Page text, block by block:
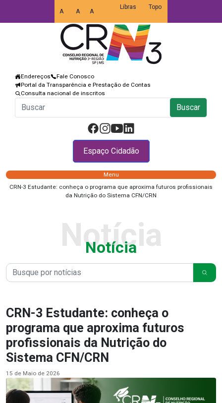
A A A
Topo
Endereços
Fale Conosco
Portal da Transparência e Prestação de Contas
Consulta nacional de inscritos
Buscar
Espaço Cidadão
Menu
CRN-3 Estudante: conheça o programa que aproxima futuros profissionais
da Nutrição do Sistema CFN/CRN
Notícia
Notícia
CRN-3 Estudante: conheça o
programa que aproxima futuros
profissionais da Nutrição do
Sistema CFN/CRN
15 de Maio de 2026